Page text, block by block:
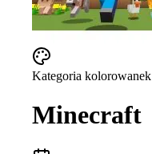
Kategoria kolorowanek
Minecraft